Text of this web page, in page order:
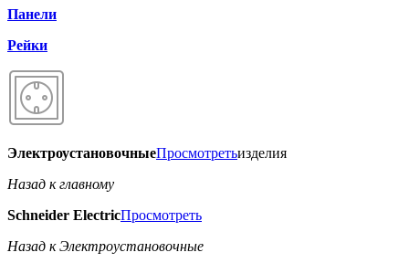
Панели
Рейки
ЭлектроустановочныеПросмотретьизделия
Назад к главному
Schneider ElectricПросмотреть
Назад к Электроустановочные